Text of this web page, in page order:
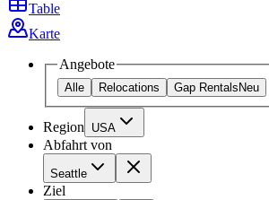
Table
Karte
Angebote
Alle Relocations Gap Rentals Neu
Region USA
Abfahrt von
Seattle
Ziel